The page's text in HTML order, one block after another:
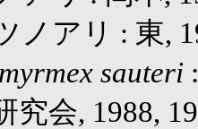
ノアリ : 東,
sauteri
究会, 1988,